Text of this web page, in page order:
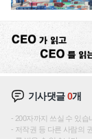
기사댓글0개
200자까지 쓰실 수 있습
저작권 등 다른 사람의